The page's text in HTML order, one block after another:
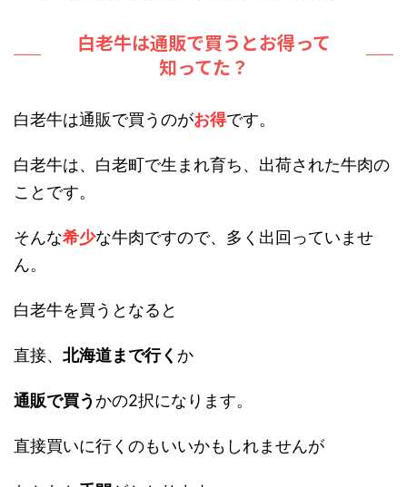
白老牛は通販で買うとお得って
知ってた？
白老牛は通販で買うのがお得です。
白老牛は、白老町で生まれ育ち、出荷された牛肉の
ことです。
そんな希少な牛肉ですので、多く出回っていませ
ん。
白老牛を買うとなると
直接、 北海道まで行く か
通販で買うかの2択になります。
直接買いに行くのもいいかもしれませんが